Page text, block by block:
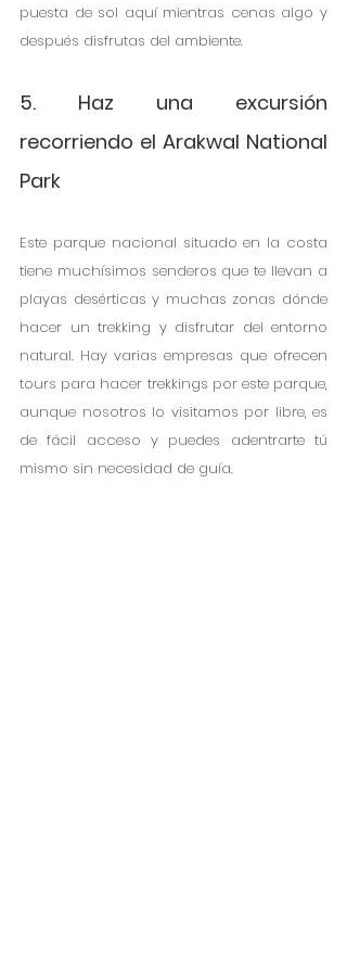
puesta de sol aquí mientras cenas algo y
después disfrutas del ambiente.
5. Haz una excursión
recorriendo el Arakwal National
Park
Este parque nacional situado en la costa
tiene muchísimos senderos que te llevan a
playas desérticas y muchas zonas dónde
hacer un trekking y disfrutar del entorno
natural. Hay varias empresas que ofrecen
tours para hacer trekkings por este parque,
aunque nosotros lo visitamos por libre, es
de fácil acceso y puedes adentrarte tú
mismo sin necesidad de guía.